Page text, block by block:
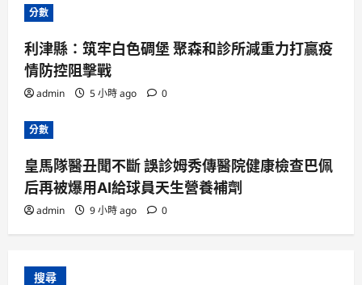
分數
利津縣：筑牢白色碉堡 聚森和診所減重力打贏疫
情防控阻擊戰
admin 5 小時 ago 0
分數
皇馬隊醫丑聞不斷 誤診姆秀傳醫院健康檢查巴佩
后再被爆用AI給球員天生營養補劑
admin 9 小時 ago 0
搜尋